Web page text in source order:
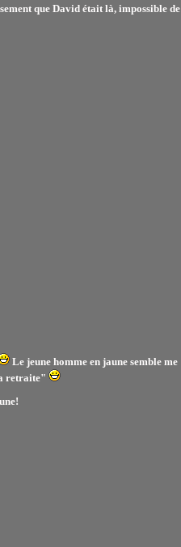
que David était là, impossible de
Le jeune homme en jaune semble me
retraite"